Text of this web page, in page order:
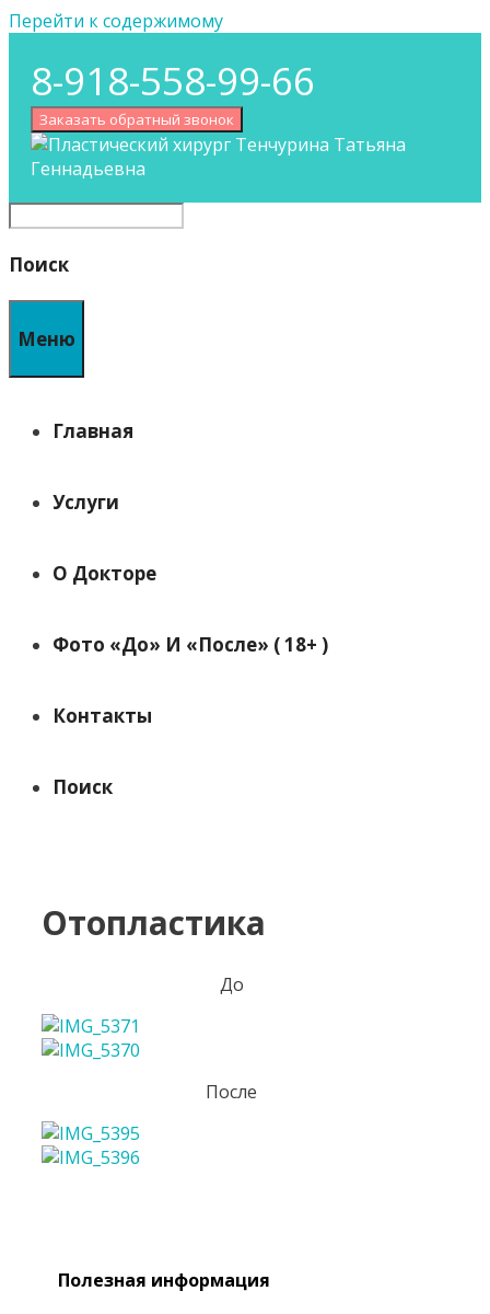
Перейти к содержимому
8-918-558-99-66
Заказать обратный звонок
Поиск
Меню
Главная
Услуги
О Докторе
Фото «до» И «после» ( 18+ )
Контакты
Поиск
Отопластика
До
После
Полезная информация